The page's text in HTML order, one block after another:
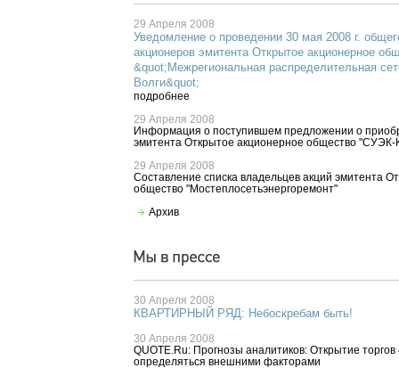
29 Апреля 2008
Уведомление о проведении 30 мая 2008 г.
акционеров эмитента Открытое акционерное
&quot;Межрегиональная распределительная
Волги&quot;
подробнее
29 Апреля 2008
Информация о поступившем предложении о
эмитента Открытое акционерное общество "СУЭК-
29 Апреля 2008
Составление списка владельцев акций эмитента
общество "Мостеплосетьэнергоремонт"
Архив
30 Апреля 2008
КВАРТИРНЫЙ РЯД: Небоскребам быть!
30 Апреля 2008
QUOTE.Ru: Прогнозы аналитиков: Открытие
определяться внешними факторами